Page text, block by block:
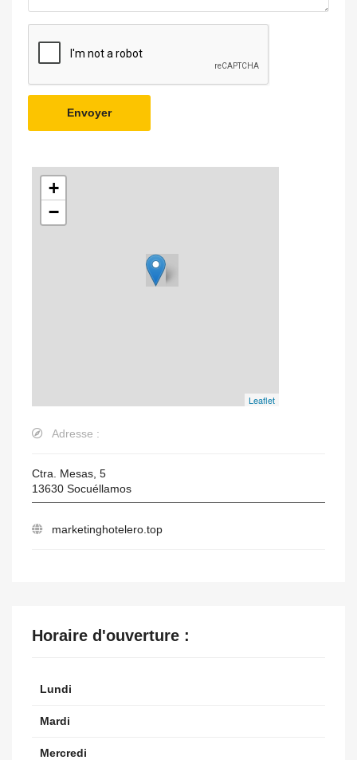
Envoyer
+
−
Leaflet
Adresse :
Ctra. Mesas, 5
13630 Socuéllamos
marketinghotelero.top
Horaire d'ouverture :
Lundi
Mardi
Mercredi